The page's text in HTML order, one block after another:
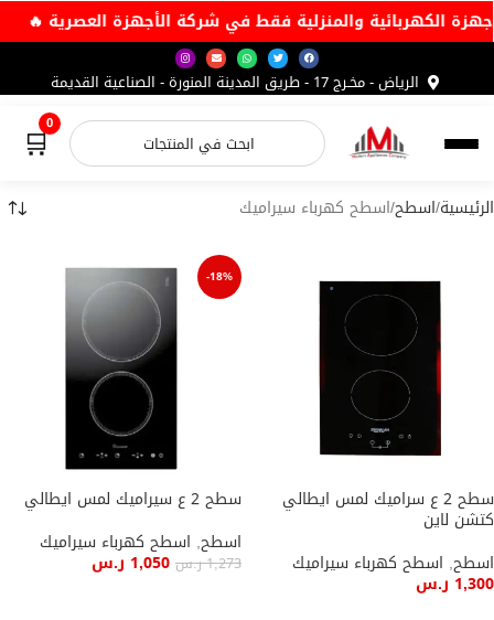
الكهربائية والمنزلية فقط في شركة الأجهزة العصرية
الرياض - مخـرج 17 - طريق المدينة المنورة - الصناعية القديمة
🛒0
الرئيسية اسطحاسطح كهرباء سيراميك
سطح 2 ع سراميك لمس ايطالي
كتشن لاين
اسطح, اسطح كهرباء سيراميك
1,300 ر.س
-18%
سطح 2 ع سيراميك لمس ايطالي
اسطح, اسطح كهرباء سيراميك
1,273ر.س 1,050 ر.س